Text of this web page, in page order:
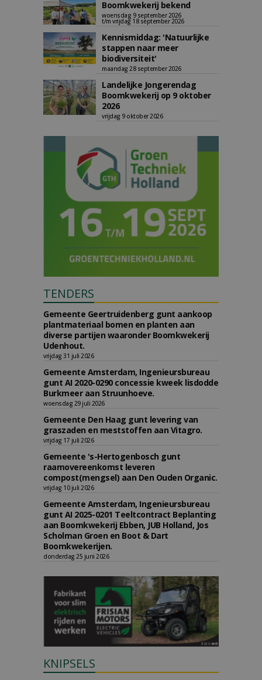
Boomkwekerij bekend
woensdag 9 september 2026
t/m vrijdag 18 september 2026
Kennismiddag: 'Natuurlijke
stappen naar meer
biodiversiteit'
maandag 28 september 2026
Landelijke Jongerendag
Boomkwekerij op 9 oktober
2026
vrijdag 9 oktober 2026
TENDERS
Gemeente Geertruidenberg gunt aankoop
plantmateriaal bomen en planten aan
diverse partijen waaronder Boomkwekerij
Udenhout.
vrijdag 31 juli 2026
Gemeente Amsterdam, Ingenieursbureau
gunt AI 2020-0290 concessie kweek lisdodde
Burkmeer aan Struunhoeve.
woensdag 29 juli 2026
Gemeente Den Haag gunt levering van
graszaden en meststoffen aan Vitagro.
vrijdag 17 juli 2026
Gemeente 's-Hertogenbosch gunt
raamovereenkomst leveren
compost(mengsel) aan Den Ouden Organic.
vrijdag 10 juli 2026
Gemeente Amsterdam, Ingenieursbureau
gunt AI 2025-0201 Teeltcontract Beplanting
aan Boomkwekerij Ebben, JUB Holland, Jos
Scholman Groen en Boot & Dart
Boomkwekerijen.
donderdag 25 juni 2026
KNIPSELS